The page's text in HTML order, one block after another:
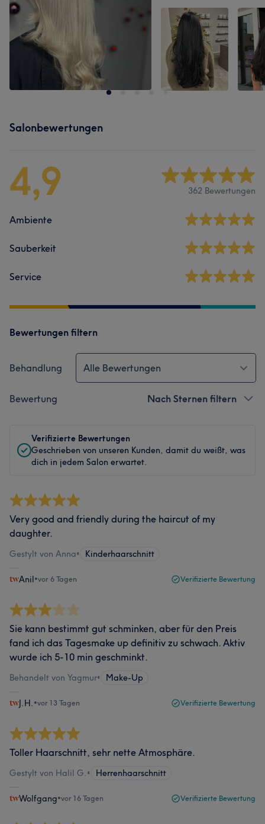
Salonbewertungen
4,9 362 Bewertungen
Ambiente
Sauberkeit
Service
Bewertungen filtern
Behandlung Alle Bewertungen
Bewertung Nach Sternen filtern
Verifizierte Bewertungen
Geschrieben von unseren Kunden, damit du weißt, was
dich in jedem Salon erwartet.
Very good and friendly during the haircut of my
daughter.
Gestylt von Anna• Kinderhaarschnitt
Anil•vor 6 Tagen Verifizierte Bewertung
Sie kann bestimmt gut schminken, aber für den Preis
fand ich das Tagesmake up definitiv zu schwach. Aktiv
wurde ich 5-10 min geschminkt.
Behandelt von Yagmur• Make-Up
J.H. •vor 13 Tagen Verifizierte Bewertung
Toller Haarschnitt, sehr nette Atmosphäre.
Gestylt von Halil G.• Herrenhaarschnitt
Wolfgang•vor 16 Tagen Verifizierte Bewertung